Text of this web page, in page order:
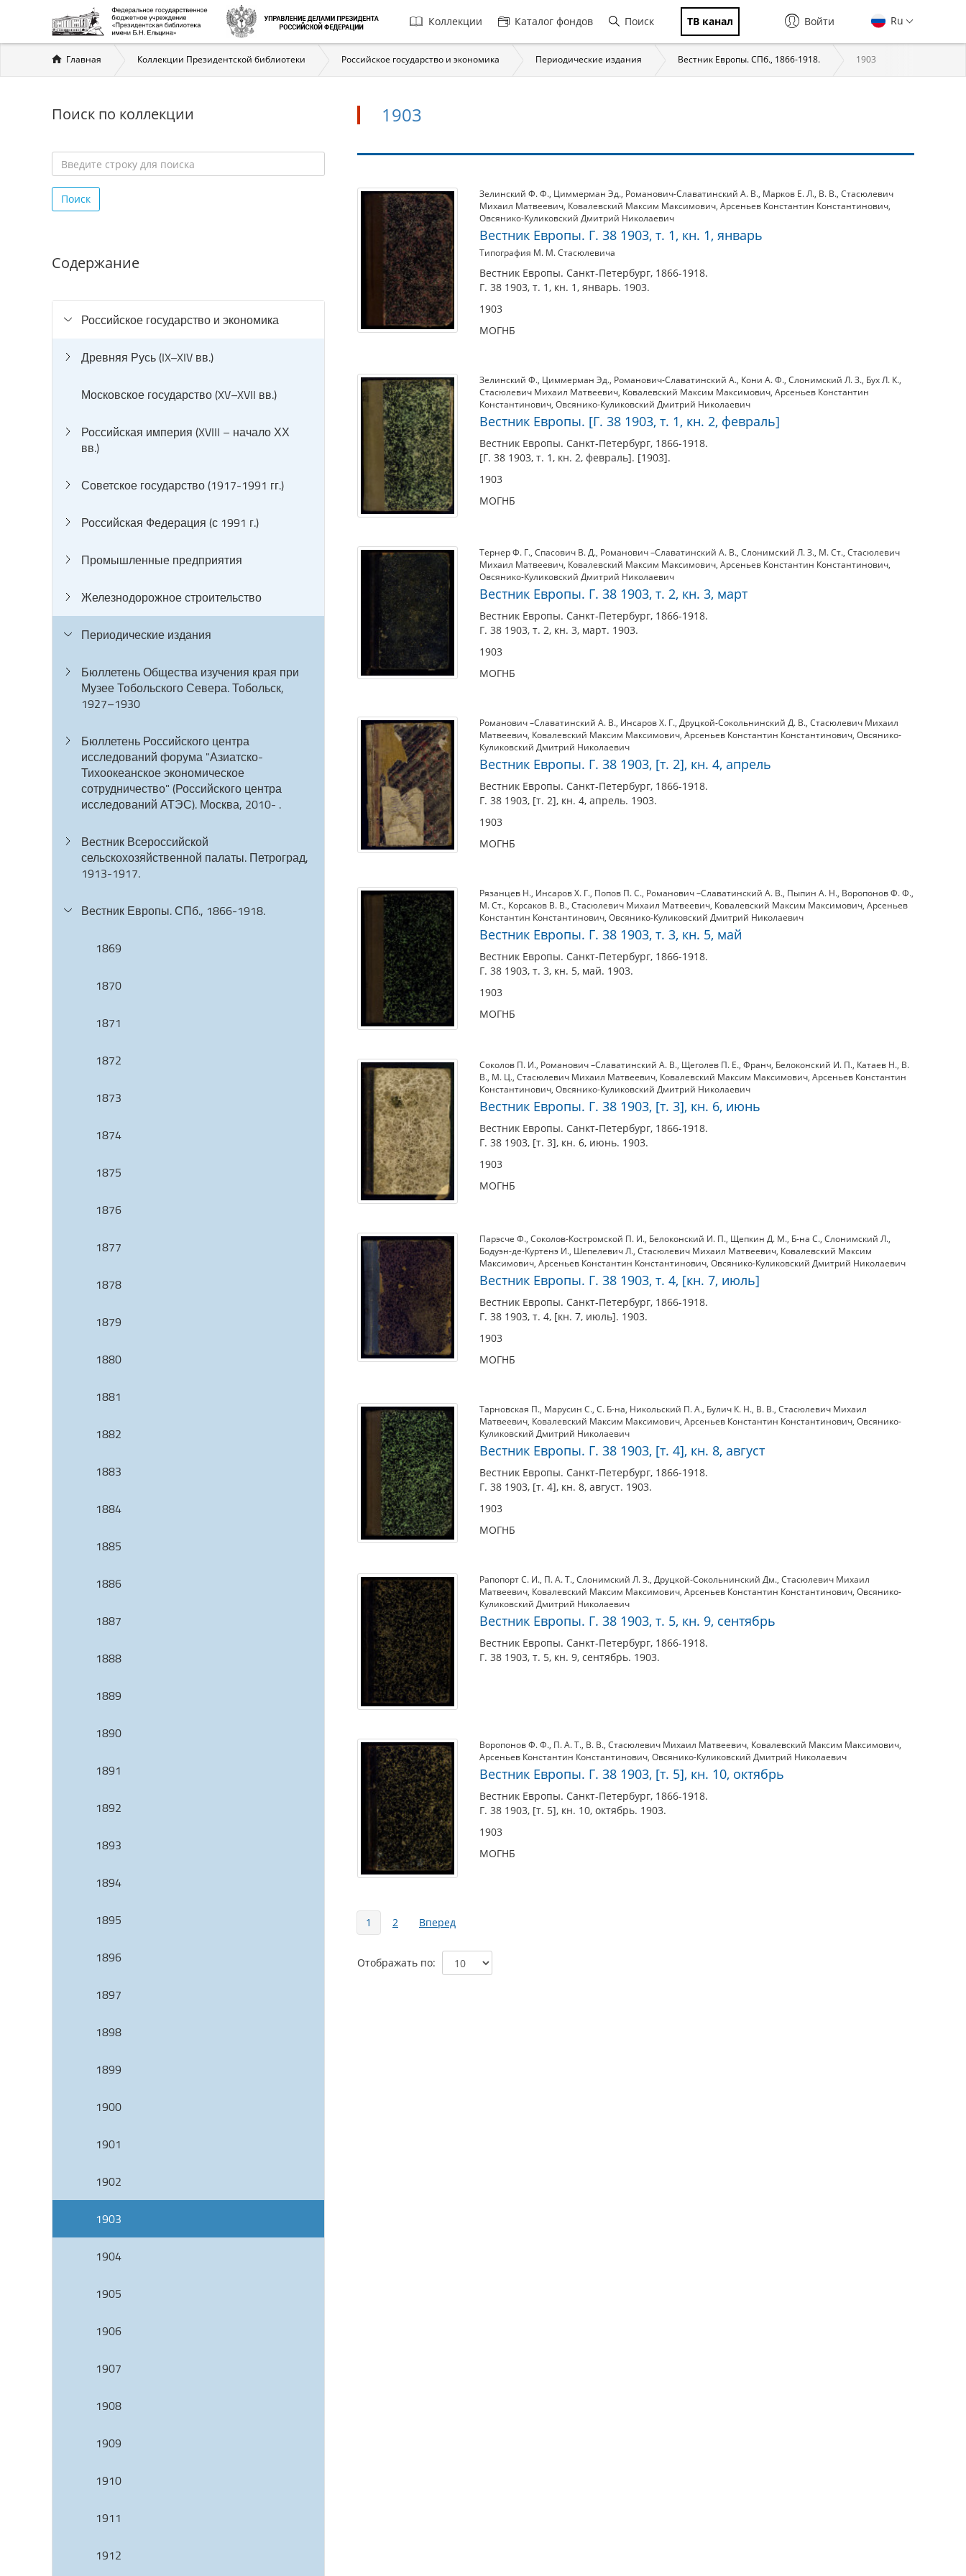
Главная
навигация
Коллекции Каталог фондов Поиск ТВ канал Ru
Войти
Вы
здесь
Главная Коллекции Президентской библиотеки Российское государство и экономика Периодические издания Вестник Европы. СПб., 1866-1918. 1903
Поиск по коллекции
строку
для
Поиск
Содержание
Российское государство и экономика
Древняя Русь (IX–XIV вв.)
Московское государство (XV–XVII вв.)
Российская империя (XVIII – начало ХХ
вв.)
Советское государство (1917-1991 гг.)
Российская Федерация (с 1991 г.)
Промышленные предприятия
Железнодорожное строительство
Периодические издания
Бюллетень Общества изучения края при
Музее Тобольского Севера. Тобольск,
1927–1930
Бюллетень Российского центра
исследований форума "Азиатско-
Тихоокеанское экономическое
сотрудничество" (Российского центра
исследований АТЭС). Москва, 2010- .
Вестник Всероссийской
сельскохозяйственной палаты. Петроград,
1913-1917.
Вестник Европы. СПб., 1866-1918.
1869
1870
1871
1872
1873
1874
1875
1876
1877
1878
1879
1880
1881
1882
1883
1884
1885
1886
1887
1888
1889
1890
1891
1892
1893
1894
1895
1896
1897
1898
1899
1900
1901
1902
1903
1904
1905
1906
1907
1908
1909
1910
1911
1912
1903
1903 Зелинский Ф. Ф., Циммерман Эд., Романович-Славатинский А. В., Марков Е. Л., В. В., Стасюлевич
Михаил Матвеевич, Ковалевский Максим Максимович, Арсеньев Константин Константинович,
Овсянико-Куликовский Дмитрий Николаевич
Вестник Европы. Г. 38 1903, т. 1, кн. 1, январь
Типография М. М. Стасюлевича
Вестник Европы. Санкт-Петербург, 1866-1918.
Г. 38 1903, т. 1, кн. 1, январь. 1903.
1903
МОГНБ
Зелинский Ф., Циммерман Эд., Романович-Славатинский А., Кони А. Ф., Слонимский Л. З., Бух Л. К.,
Стасюлевич Михаил Матвеевич, Ковалевский Максим Максимович, Арсеньев Константин
Константинович, Овсянико-Куликовский Дмитрий Николаевич
Вестник Европы. [Г. 38 1903, т. 1, кн. 2, февраль]
Вестник Европы. Санкт-Петербург, 1866-1918.
[Г. 38 1903, т. 1, кн. 2, февраль]. [1903].
1903
МОГНБ
Тернер Ф. Г., Спасович В. Д., Романович –Славатинский А. В., Слонимский Л. З., М. Ст., Стасюлевич
Михаил Матвеевич, Ковалевский Максим Максимович, Арсеньев Константин Константинович,
Овсянико-Куликовский Дмитрий Николаевич
Вестник Европы. Г. 38 1903, т. 2, кн. 3, март
Вестник Европы. Санкт-Петербург, 1866-1918.
Г. 38 1903, т. 2, кн. 3, март. 1903.
1903
МОГНБ
Романович –Славатинский А. В., Инсаров Х. Г., Друцкой-Сокольнинский Д. В., Стасюлевич Михаил
Матвеевич, Ковалевский Максим Максимович, Арсеньев Константин Константинович, Овсянико-
Куликовский Дмитрий Николаевич
Вестник Европы. Г. 38 1903, [т. 2], кн. 4, апрель
Вестник Европы. Санкт-Петербург, 1866-1918.
Г. 38 1903, [т. 2], кн. 4, апрель. 1903.
1903
МОГНБ
Рязанцев Н., Инсаров Х. Г., Попов П. С., Романович –Славатинский А. В., Пыпин А. Н., Воропонов Ф. Ф.,
М. Ст., Корсаков В. В., Стасюлевич Михаил Матвеевич, Ковалевский Максим Максимович, Арсеньев
Константин Константинович, Овсянико-Куликовский Дмитрий Николаевич
Вестник Европы. Г. 38 1903, т. 3, кн. 5, май
Вестник Европы. Санкт-Петербург, 1866-1918.
Г. 38 1903, т. 3, кн. 5, май. 1903.
1903
МОГНБ
Соколов П. И., Романович –Славатинский А. В., Щеголев П. Е., Франч, Белоконский И. П., Катаев Н., В.
В., М. Ц., Стасюлевич Михаил Матвеевич, Ковалевский Максим Максимович, Арсеньев Константин
Константинович, Овсянико-Куликовский Дмитрий Николаевич
Вестник Европы. Г. 38 1903, [т. 3], кн. 6, июнь
Вестник Европы. Санкт-Петербург, 1866-1918.
Г. 38 1903, [т. 3], кн. 6, июнь. 1903.
1903
МОГНБ
Парэсче Ф., Соколов-Костромской П. И., Белоконский И. П., Щепкин Д. М., Б-на С., Слонимский Л.,
Бодуэн-де-Куртенэ И., Шепелевич Л., Стасюлевич Михаил Матвеевич, Ковалевский Максим
Максимович, Арсеньев Константин Константинович, Овсянико-Куликовский Дмитрий Николаевич
Вестник Европы. Г. 38 1903, т. 4, [кн. 7, июль]
Вестник Европы. Санкт-Петербург, 1866-1918.
Г. 38 1903, т. 4, [кн. 7, июль]. 1903.
1903
МОГНБ
Тарновская П., Марусин С., С. Б-на, Никольский П. А., Булич К. Н., В. В., Стасюлевич Михаил
Матвеевич, Ковалевский Максим Максимович, Арсеньев Константин Константинович, Овсянико-
Куликовский Дмитрий Николаевич
Вестник Европы. Г. 38 1903, [т. 4], кн. 8, август
Вестник Европы. Санкт-Петербург, 1866-1918.
Г. 38 1903, [т. 4], кн. 8, август. 1903.
1903
МОГНБ
Рапопорт С. И., П. А. Т., Слонимский Л. З., Друцкой-Сокольнинский Дм., Стасюлевич Михаил
Матвеевич, Ковалевский Максим Максимович, Арсеньев Константин Константинович, Овсянико-
Куликовский Дмитрий Николаевич
Вестник Европы. Г. 38 1903, т. 5, кн. 9, сентябрь
Вестник Европы. Санкт-Петербург, 1866-1918.
Г. 38 1903, т. 5, кн. 9, сентябрь. 1903.
Воропонов Ф. Ф., П. А. Т., В. В., Стасюлевич Михаил Матвеевич, Ковалевский Максим Максимович,
Арсеньев Константин Константинович, Овсянико-Куликовский Дмитрий Николаевич
Вестник Европы. Г. 38 1903, [т. 5], кн. 10, октябрь
Вестник Европы. Санкт-Петербург, 1866-1918.
Г. 38 1903, [т. 5], кн. 10, октябрь. 1903.
1903
МОГНБ
Страницы
1 2 Вперед
Отображать по